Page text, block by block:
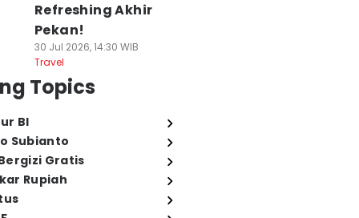
Refreshing Akhir
Pekan!
30 Jul 2026, 14:30 WIB
Travel
Topics
BI
Subianto
Gratis
Rupiah